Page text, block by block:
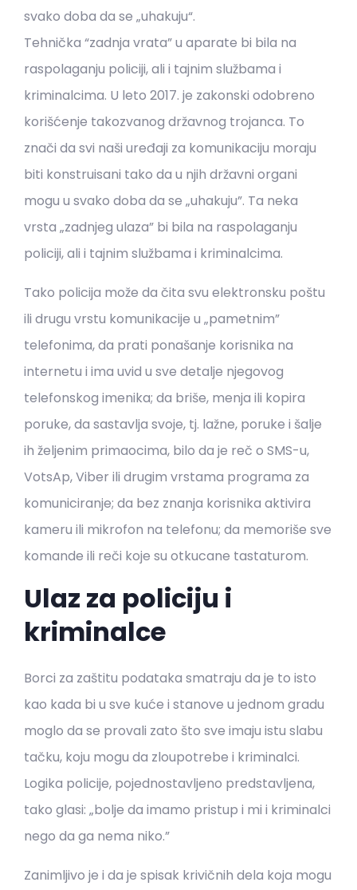
svako doba da se „uhakuju“.
Tehnička “zadnja vrata” u aparate bi bila na
raspolaganju policiji, ali i tajnim službama i
kriminalcima. U leto 2017. je zakonski odobreno
korišćenje takozvanog državnog trojanca. To
znači da svi naši uređaji za komunikaciju moraju
biti konstruisani tako da u njih državni organi
mogu u svako doba da se „uhakuju”. Ta neka
vrsta „zadnjeg ulaza” bi bila na raspolaganju
policiji, ali i tajnim službama i kriminalcima.
Tako policija može da čita svu elektronsku poštu
ili drugu vrstu komunikacije u „pametnim”
telefonima, da prati ponašanje korisnika na
internetu i ima uvid u sve detalje njegovog
telefonskog imenika; da briše, menja ili kopira
poruke, da sastavlja svoje, tj. lažne, poruke i šalje
ih željenim primaocima, bilo da je reč o SMS-u,
VotsAp, Viber ili drugim vrstama programa za
komuniciranje; da bez znanja korisnika aktivira
kameru ili mikrofon na telefonu; da memoriše sve
komande ili reči koje su otkucane tastaturom.
Ulaz za policiju i
kriminalce
Borci za zaštitu podataka smatraju da je to isto
kao kada bi u sve kuće i stanove u jednom gradu
moglo da se provali zato što sve imaju istu slabu
tačku, koju mogu da zloupotrebe i kriminalci.
Logika policije, pojednostavljeno predstavljena,
tako glasi: „bolje da imamo pristup i mi i kriminalci
nego da ga nema niko.”
Zanimljivo je i da je spisak krivičnih dela koja mogu